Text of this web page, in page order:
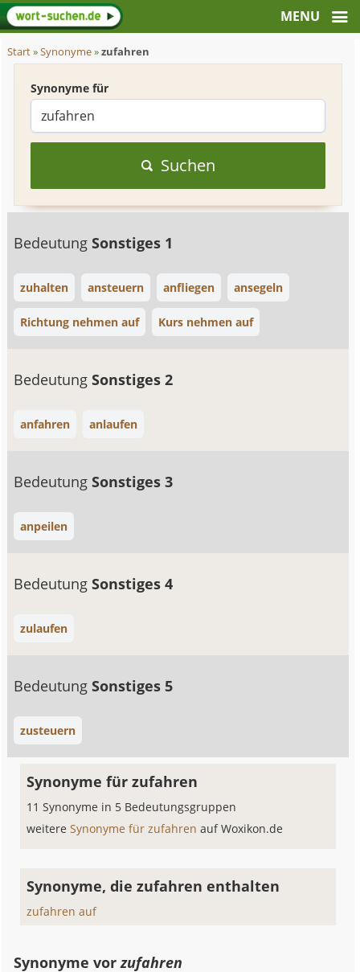
Start»Synonyme»zufahren
Synonyme für
Suchen
BedeutungSonstiges 1
zuhalten ansteuern anfliegen ansegeln
Richtung nehmen auf Kurs nehmen auf
BedeutungSonstiges 2
anfahren anlaufen
BedeutungSonstiges 3
anpeilen
BedeutungSonstiges 4
zulaufen
BedeutungSonstiges 5
zusteuern
Synonyme für zufahren
11 Synonyme in 5 Bedeutungsgruppen
weitereSynonyme für zufahrenauf Woxikon.de
Synonyme, die zufahren enthalten
zufahren auf
Synonyme vorzufahren